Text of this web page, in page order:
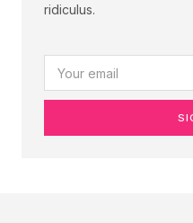
ridiculus.